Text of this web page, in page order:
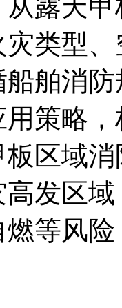
从露天
类型
舶消
策略
区域
发区
等风险